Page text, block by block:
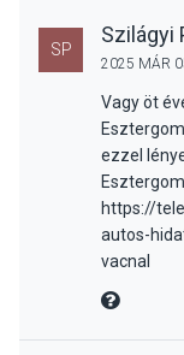
SP
Szilágyi
2025 MÁR
Vagy öt
ezzel
https://
autos-
vacnal
MIRE